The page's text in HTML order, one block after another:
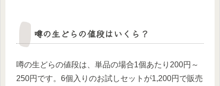
噂の生どらの値段はいくら？
噂の生どらの値段は、単品の場合1個あたり200円～
250円です。6個入りのお試しセットが1,200円で販売